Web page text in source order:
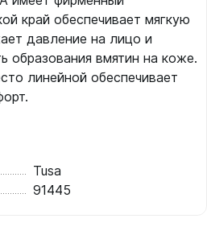
край обеспечивает мягкую
давление на лицо и
образования вмятин на коже.
линейной обеспечивает
Tusa
91445